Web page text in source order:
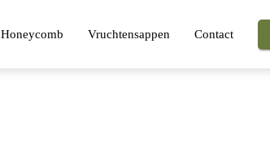
Honeycomb Vruchtensappen Contact